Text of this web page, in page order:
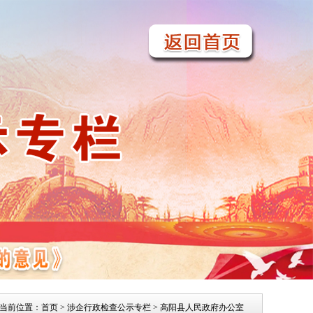
当前位置： 首页 > 涉企行政检查公示专栏 > 高阳县人民政府办公室